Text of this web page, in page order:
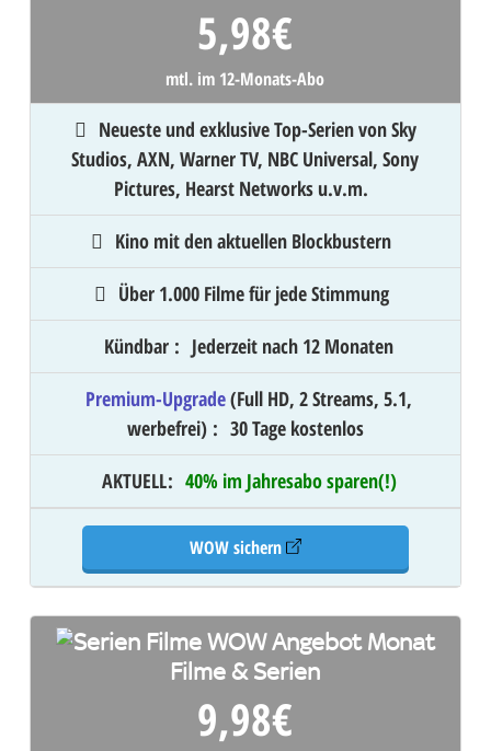
5,98€
mtl. im 12-Monats-Abo
Neueste und exklusive Top-Serien von Sky
Studios, AXN, Warner TV, NBC Universal, Sony
Pictures, Hearst Networks u.v.m.
Kino mit den aktuellen Blockbustern
Über 1.000 Filme für jede Stimmung
Kündbar : Jederzeit nach 12 Monaten
Premium-Upgrade(Full HD, 2 Streams, 5.1,
werbefrei) : 30 Tage kostenlos
AKTUELL: 40% im Jahresabo sparen(!)
WOW sichern
Filme & Serien
9,98€